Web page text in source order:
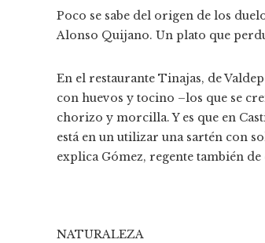
Poco se sabe del origen de los
Alonso Quijano. Un plato que
En el restaurante Tinajas, de
con huevos y tocino –los que se
chorizo y morcilla. Y es que en
está en un utilizar una sartén con
explica Gómez, regente también
NATURALEZA